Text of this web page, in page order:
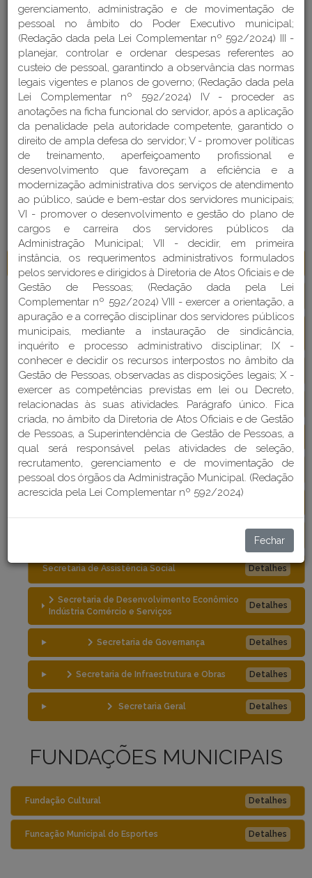
Acesso à legislação vigente
DETALHES DA ESTRUTURA
ORGANIZACIONAL
Gabinete do Prefeito e Vice-Prefeito Detalhes
Comitê de Gestão e Compliance
Comitê de Meio Ambiente e Saneamento B
ásico
Detalhes
Controladoria-Geral do Município Detalhes
Defesa Civil Detalhes
Procuradoria Geral do Município Detalhes
Secretaria da Educação Detalhes
Detalhes
Secretaria de Assistência Social Detalhes
Secretaria de Desenvolvimento Econômico
Indústria Comércio e Serviços
Detalhes
Secretaria de Governança Detalhes
Secretaria de Infraestrutura e Obras Detalhes
Secretaria Geral Detalhes
FUNDAÇÕES MUNICIPAIS
Fundação Cultural Detalhes
Funcação Municipal do Esportes Detalhes
gerenciamento, administração e de movimentação de
pessoal no âmbito do Poder Executivo municipal;
(Redação dada pela Lei Complementar nº 592/2024) III -
planejar, controlar e ordenar despesas referentes ao
custeio de pessoal, garantindo a observância das normas
legais vigentes e planos de governo; (Redação dada pela
Lei Complementar nº 592/2024) IV - proceder as
anotações na ficha funcional do servidor, após a aplicação
da penalidade pela autoridade competente, garantido o
direito de ampla defesa do servidor; V - promover políticas
de treinamento, aperfeiçoamento profissional e
desenvolvimento que favoreçam a eficiência e a
modernização administrativa dos serviços de atendimento
ao público, saúde e bem-estar dos servidores municipais;
VI - promover o desenvolvimento e gestão do plano de
cargos e carreira dos servidores públicos da
Administração Municipal; VII - decidir, em primeira
instância, os requerimentos administrativos formulados
pelos servidores e dirigidos à Diretoria de Atos Oficiais e de
Gestão de Pessoas; (Redação dada pela Lei
Complementar nº 592/2024) VIII - exercer a orientação, a
apuração e a correção disciplinar dos servidores públicos
municipais, mediante a instauração de sindicância,
inquérito e processo administrativo disciplinar; IX -
conhecer e decidir os recursos interpostos no âmbito da
Gestão de Pessoas, observadas as disposições legais; X -
exercer as competências previstas em lei ou Decreto,
relacionadas às suas atividades. Parágrafo único. Fica
criada, no âmbito da Diretoria de Atos Oficiais e de Gestão
de Pessoas, a Superintendência de Gestão de Pessoas, a
qual será responsável pelas atividades de seleção,
recrutamento, gerenciamento e de movimentação de
pessoal dos órgãos da Administração Municipal. (Redação
acrescida pela Lei Complementar nº 592/2024)
Fechar